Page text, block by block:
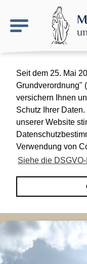
M
Le site NDN
Seit dem 25. Mai
Grundverordnung"
versichern Ihnen
Schutz Ihrer
unserer Website
Verwendung von
Siehe die